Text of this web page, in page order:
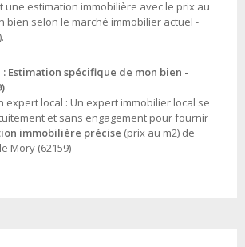
une estimation immobilière avec le prix au
bien selon le marché immobilier actuel -
Estimation spécifique de mon bien -
expert local : Un expert immobilier local se
et sans engagement pour fournir
immobilière précise (prix au m2) de
Mory (62159)